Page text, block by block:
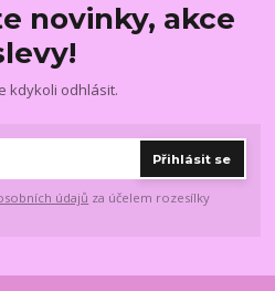
novinky, akce
kdykoli odhlásit.
Přihlásit se
údajů za účelem rozesílky